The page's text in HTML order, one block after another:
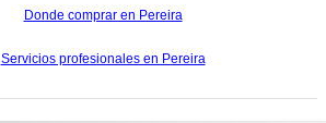
Donde comprar en Pereira
Servicios profesionales en Pereira